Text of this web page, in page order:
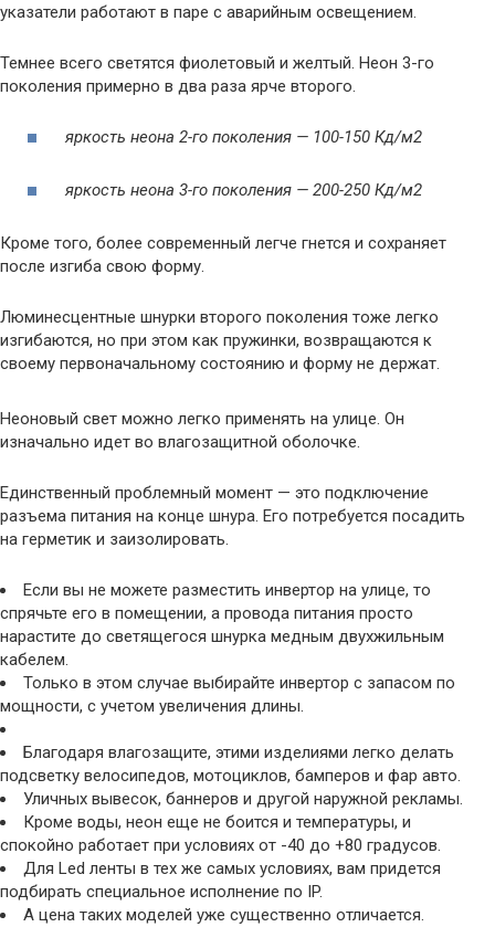
указатели работают в паре с аварийным освещением.
Темнее всего светятся фиолетовый и желтый. Неон 3-го
поколения примерно в два раза ярче второго.
яркость неона 2-го поколения — 100-150 Кд/м2
яркость неона 3-го поколения — 200-250 Кд/м2
Кроме того, более современный легче гнется и сохраняет
после изгиба свою форму.
Люминесцентные шнурки второго поколения тоже легко
изгибаются, но при этом как пружинки, возвращаются к
своему первоначальному состоянию и форму не держат.
Неоновый свет можно легко применять на улице. Он
изначально идет во влагозащитной оболочке.
Единственный проблемный момент — это подключение
разъема питания на конце шнура. Его потребуется посадить
на герметик и заизолировать.
Если вы не можете разместить инвертор на улице, то
спрячьте его в помещении, а провода питания просто
нарастите до светящегося шнурка медным двухжильным
кабелем.
Только в этом случае выбирайте инвертор с запасом по
мощности, с учетом увеличения длины.
Благодаря влагозащите, этими изделиями легко делать
подсветку велосипедов, мотоциклов, бамперов и фар авто.
Уличных вывесок, баннеров и другой наружной рекламы.
Кроме воды, неон еще не боится и температуры, и
спокойно работает при условиях от -40 до +80 градусов.
Для Led ленты в тех же самых условиях, вам придется
подбирать специальное исполнение по IP.
А цена таких моделей уже существенно отличается.